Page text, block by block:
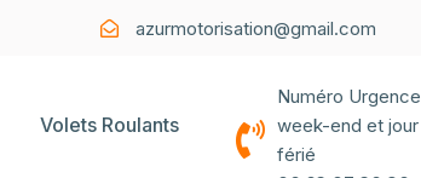
azurmotorisation@gmail.com
Volets Roulants
Numéro Urgence
week-end et jour
férié